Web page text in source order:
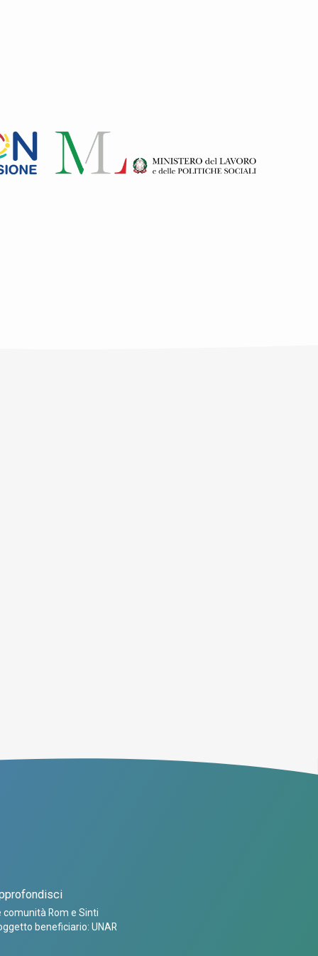
comunità Rom e Sinti
beneficiario: UNAR